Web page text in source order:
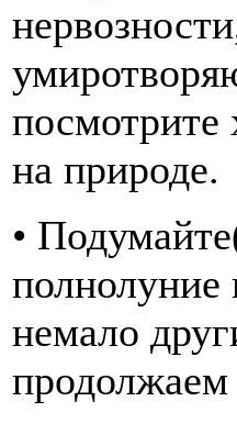
на природе.
•
полнолуние
немало